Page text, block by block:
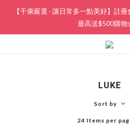
【千康嚴選 · 讓日常多一點美好】註
最高送$500購物
LUKE
Sort by
24 Items per